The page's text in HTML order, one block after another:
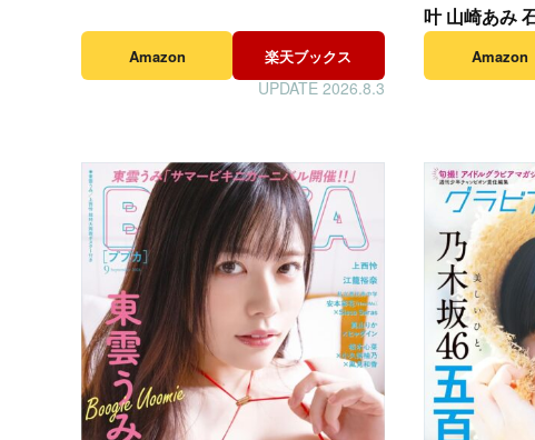
Amazon 楽天ブックス
UPDATE 2026.8.3
叶 山崎あみ
Amazon